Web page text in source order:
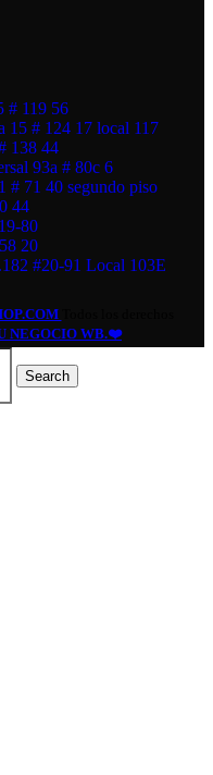
# 119 56
15 # 124 17 local 117
138 44
93a # 80c 6
# 71 40 segundo piso
44
80
20
#20-91 Local 103E
NEGOCIO WB.❤️
Search